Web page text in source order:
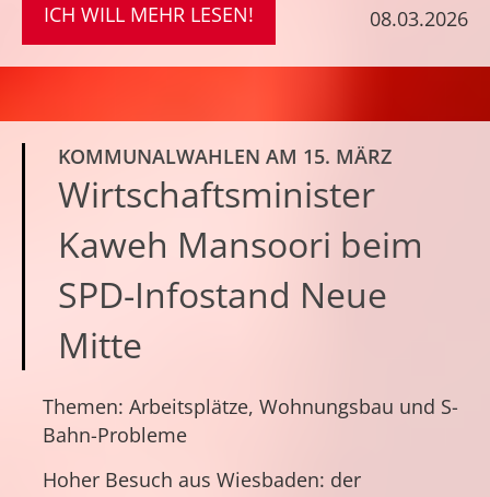
08.03.2026
ICH WILL MEHR LESEN!
KOMMUNALWAHLEN AM 15. MÄRZ
Wirtschaftsminister
Kaweh Mansoori beim
SPD-Infostand Neue
Mitte
Themen: Arbeitsplätze, Wohnungsbau und S-
Bahn-Probleme
Hoher Besuch aus Wiesbaden: der